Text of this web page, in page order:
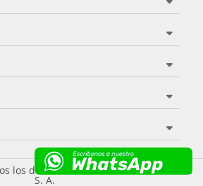
los derechos reservados - Wei Chile
S. A.